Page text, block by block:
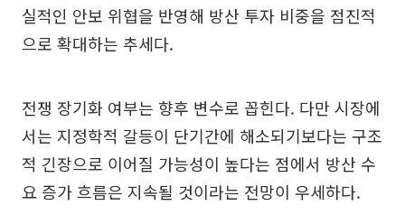
실적인 안보 위협을 반영해 방산 투자 비중을 점진적
으로 확대하는 추세다.
전쟁 장기화 여부는 향후 변수로 꼽힌다. 다만 시장에
서는 지정학적 갈등이 단기간에 해소되기보다는 구조
적 긴장으로 이어질 가능성이 높다는 점에서 방산 수
요 증가 흐름은 지속될 것이라는 전망이 우세하다.